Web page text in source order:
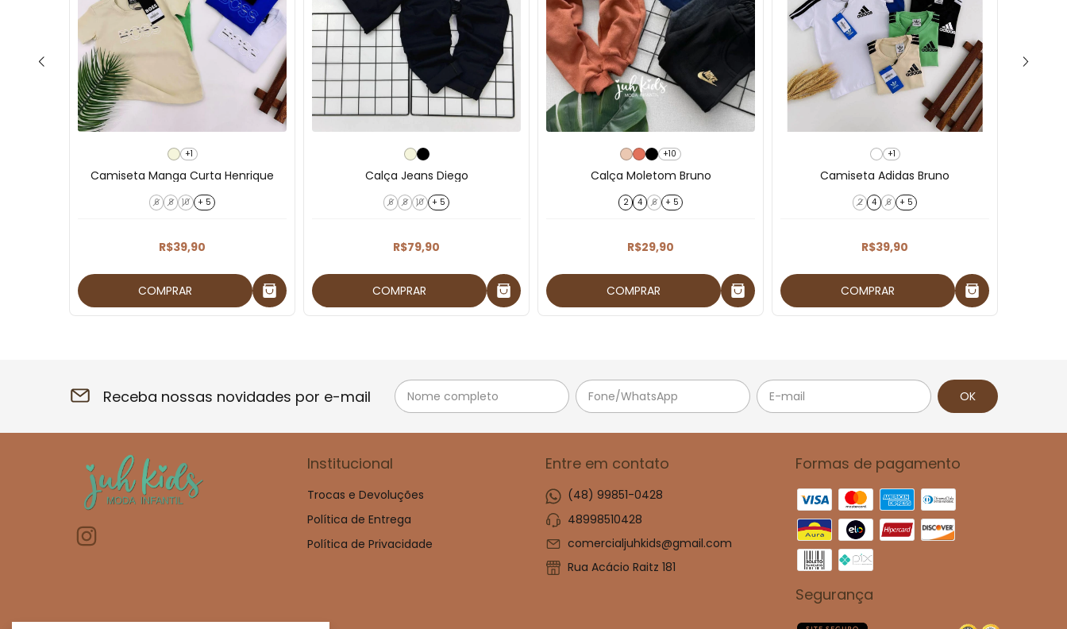
+1
Camiseta Manga Curta Henrique
6 8 10 + 5
R$39,90
COMPRAR
Calça Jeans Diego
6 8 10 + 5
R$79,90
COMPRAR
+10
Calça Moletom Bruno
2 4 6 + 5
R$29,90
COMPRAR
+1
Camiseta Adidas Bruno
2 4 6 + 5
R$39,90
COMPRAR
Receba nossas novidades por e-mail
Institucional
Trocas e Devoluções
Política de Entrega
Política de Privacidade
Entre em contato
(48) 99851-0428
48998510428
comercialjuhkids@gmail.com
Rua Acácio Raitz 181
Formas de pagamento
Segurança